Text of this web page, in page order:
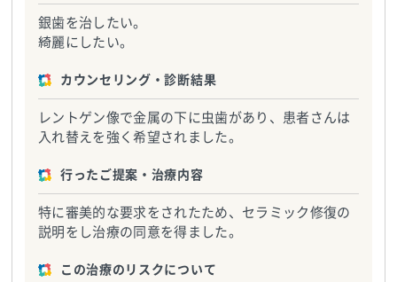
銀歯を治したい。
綺麗にしたい。
カウンセリング・診断結果
レントゲン像で金属の下に虫歯があり、患者さんは
入れ替えを強く希望されました。
行ったご提案・治療内容
特に審美的な要求をされたため、セラミック修復の
説明をし治療の同意を得ました。
この治療のリスクについて